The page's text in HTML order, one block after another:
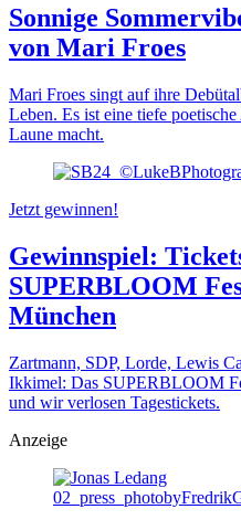
Sonnige
von Mari Froes
Mari Froes singt auf ihre
Leben. Es ist eine tiefe
Laune macht.
Jetzt gewinnen!
Gewinnspiel:
SUPERBLOOM
München
Zartmann, SDP, Lorde, Lewis
Ikkimel: Das SUPERBLOOM
und wir verlosen Tagestickets.
Anzeige